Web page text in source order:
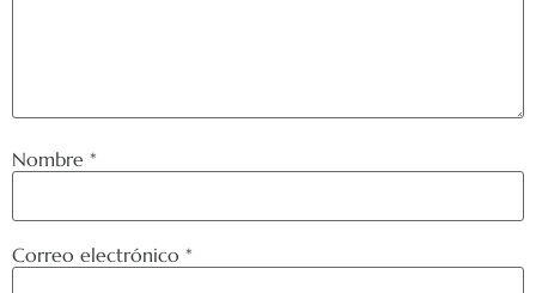
Nombre *
Correo electrónico *